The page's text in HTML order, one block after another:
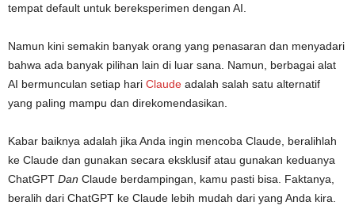
tempat default untuk bereksperimen dengan AI.
Namun kini semakin banyak orang yang penasaran dan menyadari
bahwa ada banyak pilihan lain di luar sana. Namun, berbagai alat
AI bermunculan setiap hari Claude adalah salah satu alternatif
yang paling mampu dan direkomendasikan.
Kabar baiknya adalah jika Anda ingin mencoba Claude, beralihlah
ke Claude dan gunakan secara eksklusif atau gunakan keduanya
ChatGPT Dan Claude berdampingan, kamu pasti bisa. Faktanya,
beralih dari ChatGPT ke Claude lebih mudah dari yang Anda kira.